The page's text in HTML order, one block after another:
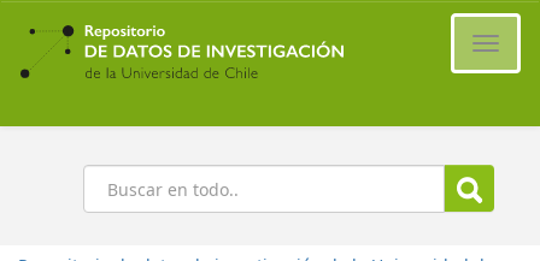
Ir
contenido
principal
Buscar